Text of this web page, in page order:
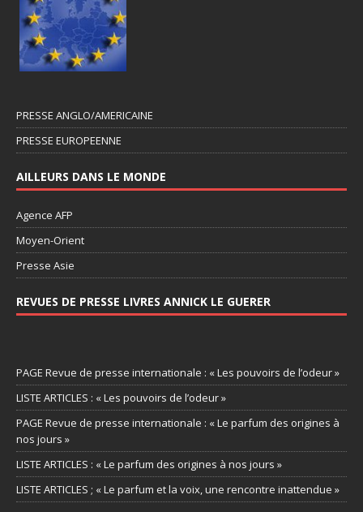
PRESSE ANGLO/AMERICAINE
PRESSE EUROPEENNE
AILLEURS DANS LE MONDE
Agence AFP
Moyen-Orient
Presse Asie
REVUES DE PRESSE LIVRES ANNICK LE GUERER
PAGE Revue de presse internationale : « Les pouvoirs de l’odeur »
LISTE ARTICLES : « Les pouvoirs de l’odeur »
PAGE Revue de presse internationale : « Le parfum des origines à
nos jours »
LISTE ARTICLES : « Le parfum des origines à nos jours »
LISTE ARTICLES ; « Le parfum et la voix, une rencontre inattendue »